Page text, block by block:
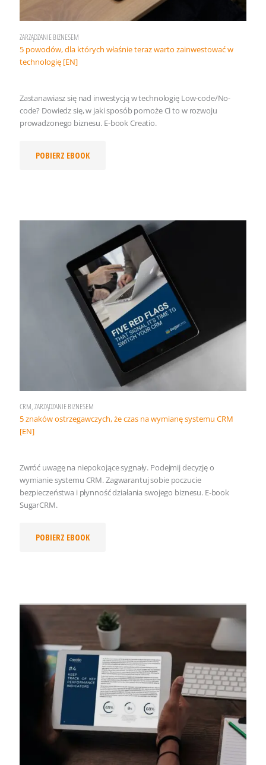
ZARZĄDZANIE BIZNESEM
5 powodów, dla których właśnie teraz warto zainwestować w
technologię [EN]
Zastanawiasz się nad inwestycją w technologię Low-code/No-
code? Dowiedz się, w jaki sposób pomoże Ci to w rozwoju
prowadzonego biznesu. E-book Creatio.
POBIERZ EBOOK
CRM, ZARZĄDZANIE BIZNESEM
5 znaków ostrzegawczych, że czas na wymianę systemu CRM
[EN]
Zwróć uwagę na niepokojące sygnały. Podejmij decyzję o
wymianie systemu CRM. Zagwarantuj sobie poczucie
bezpieczeństwa i płynność działania swojego biznesu. E-book
SugarCRM.
POBIERZ EBOOK